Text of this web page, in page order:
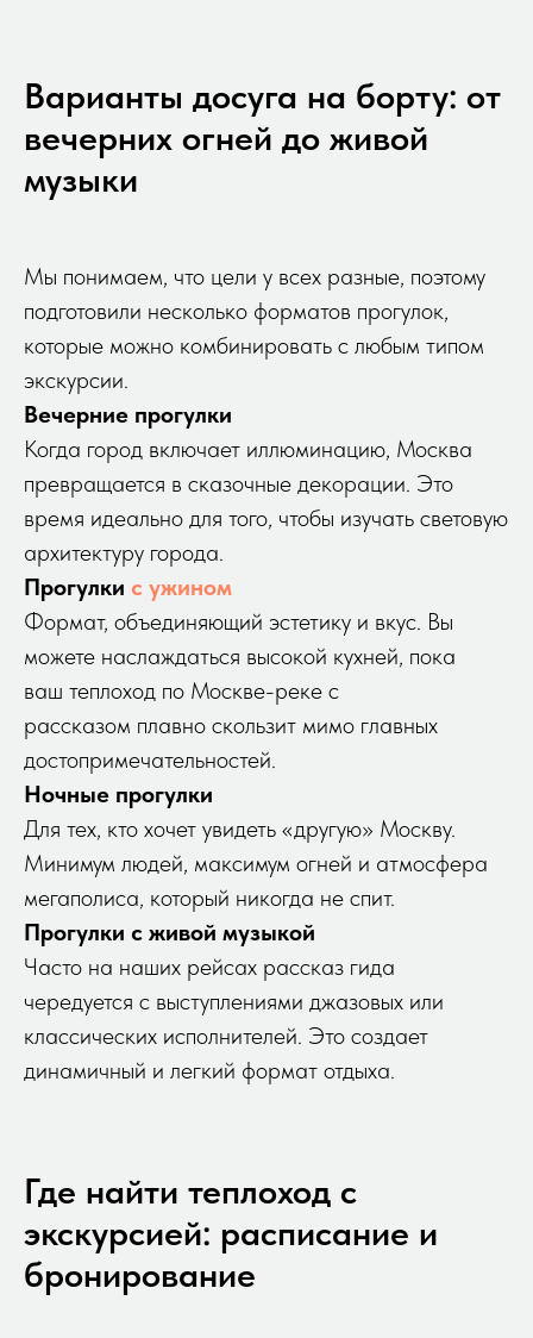
Варианты досуга на борту: от
вечерних огней до живой
музыки
Мы понимаем, что цели у всех разные, поэтому
подготовили несколько форматов прогулок,
которые можно комбинировать с любым типом
экскурсии.
Вечерние прогулки
Когда город включает иллюминацию, Москва
превращается в сказочные декорации. Это
время идеально для того, чтобы изучать световую
архитектуру города.
Прогулки с ужином
Формат, объединяющий эстетику и вкус. Вы
можете наслаждаться высокой кухней, пока
ваш теплоход по Москве-реке с
рассказом плавно скользит мимо главных
достопримечательностей.
Ночные прогулки
Для тех, кто хочет увидеть «другую» Москву.
Минимум людей, максимум огней и атмосфера
мегаполиса, который никогда не спит.
Прогулки с живой музыкой
Часто на наших рейсах рассказ гида
чередуется с выступлениями джазовых или
классических исполнителей. Это создает
динамичный и легкий формат отдыха.
Где найти теплоход с
экскурсией: расписание и
бронирование